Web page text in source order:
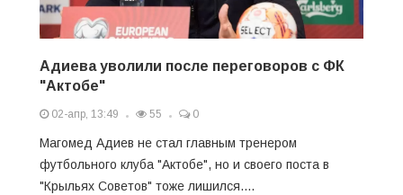
Адиева уволили после переговоров с ФК
"Актобе"
02-апр, 13:49 55 0
Магомед Адиев не стал главным тренером
футбольного клуба "Актобе", но и своего поста в
"Крыльях Советов" тоже лишился....